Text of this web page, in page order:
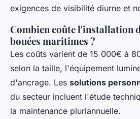
exigences de visibilité diurne et
Combien coûte l'installation
bouées maritimes ?
Les coûts varient de 15 000€ à
selon la taille, l'équipement
d'ancrage. Les solutions
du secteur incluent l'étude
la maintenance pluriannuelle.